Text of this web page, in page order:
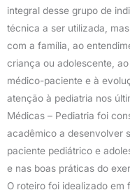
integral desse grupo de
técnica a ser utilizada,
com a família, ao
criança ou adolescente,
médico-paciente e à
atenção à pediatria nos
Médicas – Pediatria foi
acadêmico a desenvolver
paciente pediátrico e
e nas boas práticas do
O roteiro foi idealizado em